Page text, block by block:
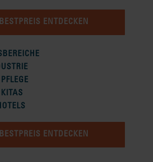
BESTPREIS ENTDECKEN
BESTPREIS ENTDECKEN